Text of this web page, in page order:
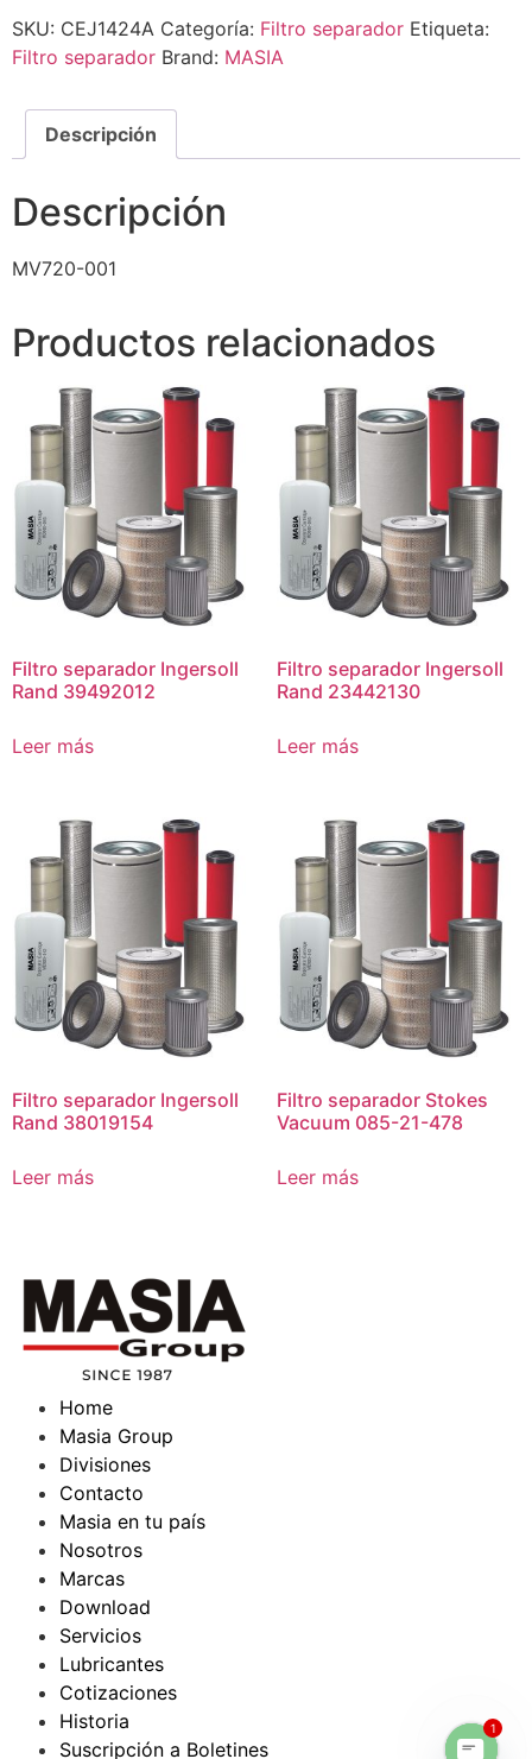
SKU: CEJ1424A Categoría: Filtro separador Etiqueta:
Filtro separador Brand: MASIA
Descripción
Descripción
MV720-001
Productos relacionados
Filtro separador Ingersoll
Rand 39492012
Leer más
Filtro separador Ingersoll
Rand 23442130
Leer más
Filtro separador Ingersoll
Rand 38019154
Leer más
Filtro separador Stokes
Vacuum 085-21-478
Leer más
Home
Masia Group
Divisiones
Contacto
Masia en tu país
Nosotros
Marcas
Download
Servicios
Lubricantes
Cotizaciones
Historia
Suscripción a Boletines
1